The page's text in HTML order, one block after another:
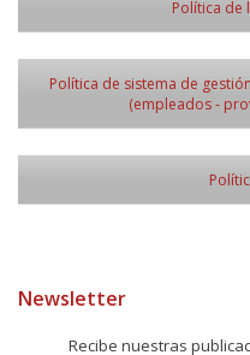
Política de
Política de sistema de
(empleados -
Newsletter
Recibe nuestras